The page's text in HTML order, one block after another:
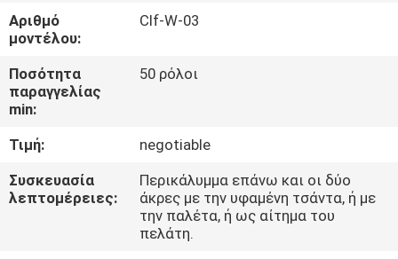
ΠΟΙΟΤΙΚΌΣ
ΈΛΕΓΧΟΣ
ΕΛΆΤΕ
ΣΕ
ΕΠΑΦΉ
Αριθμό
μοντέλου:
Clf-W-03
Ποσότητα
παραγγελίας
min:
50 ρόλοι
Τιμή:
negotiable
Συσκευασία
λεπτομέρειες:
Περικάλυμμα επάνω και οι δύο
άκρες με την υφαμένη τσάντα, ή με
την παλέτα, ή ως αίτημα του
πελάτη.